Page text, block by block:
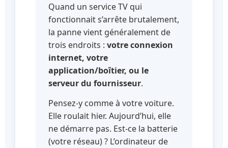
Quand un service TV qui
fonctionnait s’arrête brutalement,
la panne vient généralement de
trois endroits : votre connexion
internet, votre
application/boîtier, ou le
serveur du fournisseur.
Pensez-y comme à votre voiture.
Elle roulait hier. Aujourd’hui, elle
ne démarre pas. Est-ce la batterie
(votre réseau) ? L’ordinateur de